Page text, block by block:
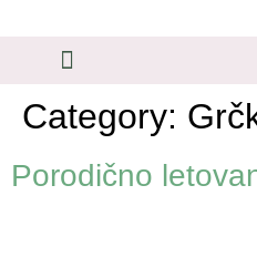
Category:
Porodično